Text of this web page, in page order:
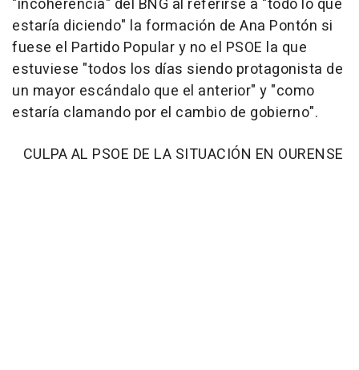
estaría diciendo" la formación de Ana Pontón si
fuese el Partido Popular y no el PSOE la que
estuviese "todos los días siendo protagonista de
un mayor escándalo que el anterior" y "como
estaría clamando por el cambio de gobierno".
CULPA AL PSOE DE LA SITUACIÓN EN OURENSE